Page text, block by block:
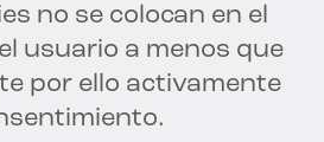
no se colocan en el
usuario a menos que
por ello activamente